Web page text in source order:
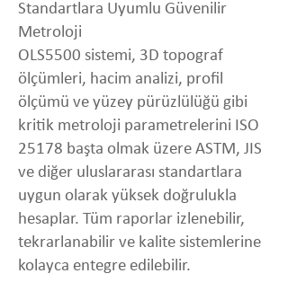
Standartlara Uyumlu Güvenilir
Metroloji
OLS5500 sistemi, 3D topograf
ölçümleri, hacim analizi, profil
ölçümü ve yüzey pürüzlülüğü gibi
kritik metroloji parametrelerini ISO
25178 başta olmak üzere ASTM, JIS
ve diğer uluslararası standartlara
uygun olarak yüksek doğrulukla
hesaplar. Tüm raporlar izlenebilir,
tekrarlanabilir ve kalite sistemlerine
kolayca entegre edilebilir.